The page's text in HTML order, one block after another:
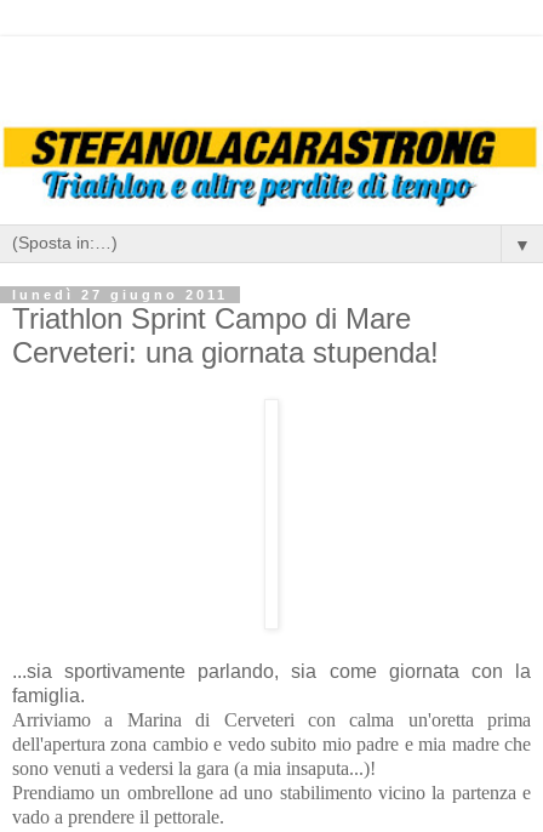
▼
lunedì 27 giugno 2011
Triathlon Sprint Campo di Mare
Cerveteri: una giornata stupenda!
...sia sportivamente parlando, sia come giornata con la
famiglia.
Arriviamo a Marina di Cerveteri con calma un'oretta prima
dell'apertura zona cambio e vedo subito mio padre e mia madre che
sono venuti a vedersi la gara (a mia insaputa...)!
Prendiamo un ombrellone ad uno stabilimento vicino la partenza e
vado a prendere il pettorale.